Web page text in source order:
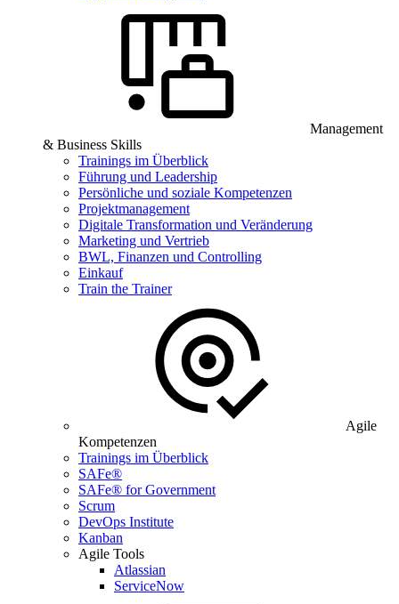
Management
& Business Skills
Trainings im Überblick
Führung und Leadership
Persönliche und soziale Kompetenzen
Projektmanagement
Digitale Transformation und Veränderung
Marketing und Vertrieb
BWL, Finanzen und Controlling
Einkauf
Train the Trainer
Agile
Kompetenzen
Trainings im Überblick
SAFe®
SAFe® for Government
Scrum
DevOps Institute
Kanban
Agile Tools
Atlassian
ServiceNow